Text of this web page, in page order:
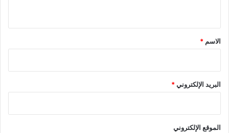
*
الاسم *
البريد الإلكتروني*
الموقع الإلكتروني